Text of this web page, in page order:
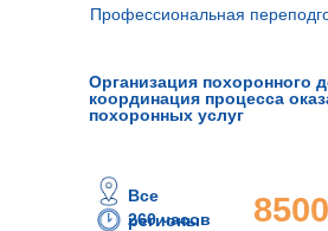
Организация похоронного
координация процесса
похоронных услуг
260 часов
8500
Все
регионы
Профессиональная